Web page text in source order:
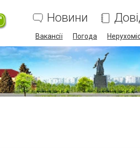
Новини
Вакансії Погода